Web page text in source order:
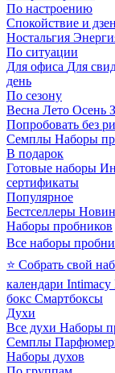
По настроению
Спокойствие и дзен
Ностальгия
По ситуации
Для офиса Для
день
По сезону
Весна Лето Осень
Попробовать без
Семплы Наборы
В подарок
Готовые наборы
сертификаты
Популярное
Бестселлеры
Наборы пробников
Все наборы
⭐ Собрать свой
календари Intimacy
бокс Смартбоксы
Духи
Все духи Наборы
Семплы
Наборы духов